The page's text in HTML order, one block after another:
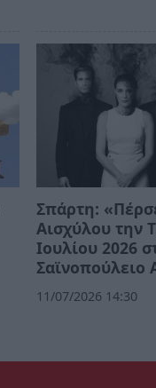
Σπάρτη:
Αισχύλου την
Ιουλίου 2026
Σαϊνοπούλειο
11/07/2026 14:30